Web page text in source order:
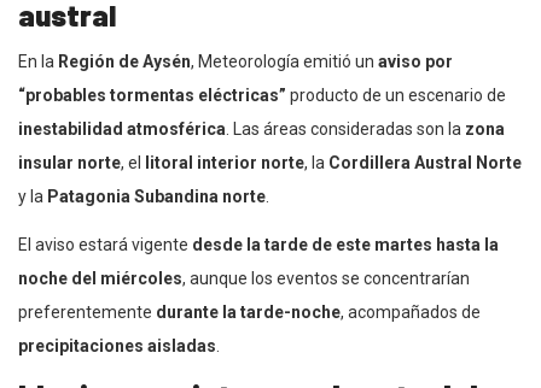
austral
En la Región de Aysén, Meteorología emitió un aviso por
“probables tormentas eléctricas” producto de un escenario de
inestabilidad atmosférica . Las áreas consideradas son la zona
insular norte, el litoral interior norte, la Cordillera Austral Norte
y la Patagonia Subandina norte
El aviso estará vigente desde la tarde de este martes hasta la
noche del miércoles, aunque los eventos se concentrarían
preferentemente durante la tarde-noche, acompañados de
precipitaciones aisladas